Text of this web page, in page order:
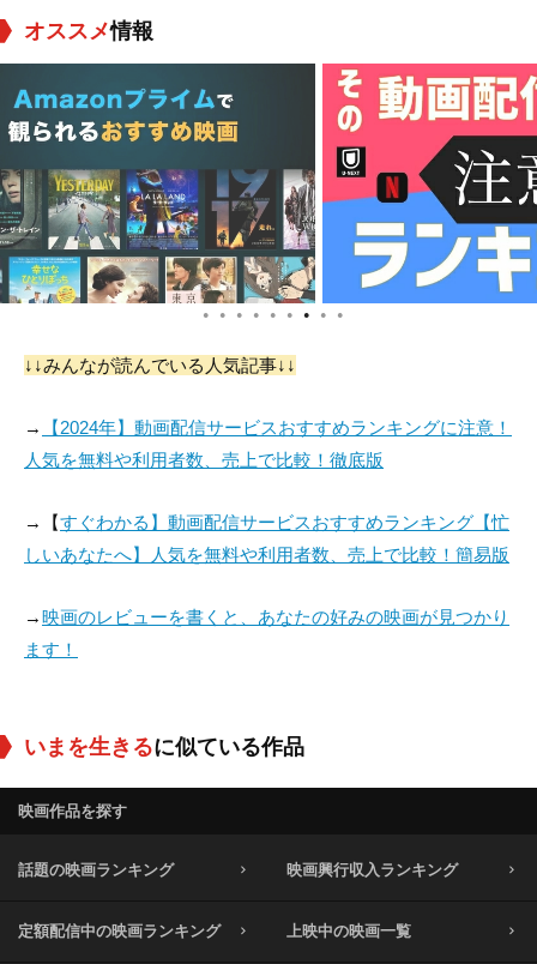
いた教師キーティングが、学園から追放されてしまうところにあ
ります。
こういった悲しいことがあったとしても、自分として生きること
を教師キーティングは教えてくれるのです。
もちろん彼の生き方に賛同できない人間もいます。しかし、幾人
かは追い出される彼の背中に言葉をかけ、「我が船長よ！」と呼
び掛けてくれるのです。
生き方が間違っているとか、素晴らしいとかの前に、まず「今ど
うするか」をよく考えて人生を歩んでほしいと思える映画となっ
ています。
オススメ情報
● ● ● ● ● ● ● ● ●
↓↓みんなが読んでいる人気記事↓↓
→
【2024年】動画配信サービスおすすめランキングに注意！
人気を無料や利用者数、売上で比較！徹底版
→【すぐわかる】動画配信サービスおすすめランキング【忙
しいあなたへ】人気を無料や利用者数、売上で比較！簡易版
→映画のレビューを書くと、あなたの好みの映画が見つかり
ます！
いまを生きるに似ている作品
映画作品を探す
話題の映画ランキング 映画興行収入ランキング
定額配信中の映画ランキング 上映中の映画一覧